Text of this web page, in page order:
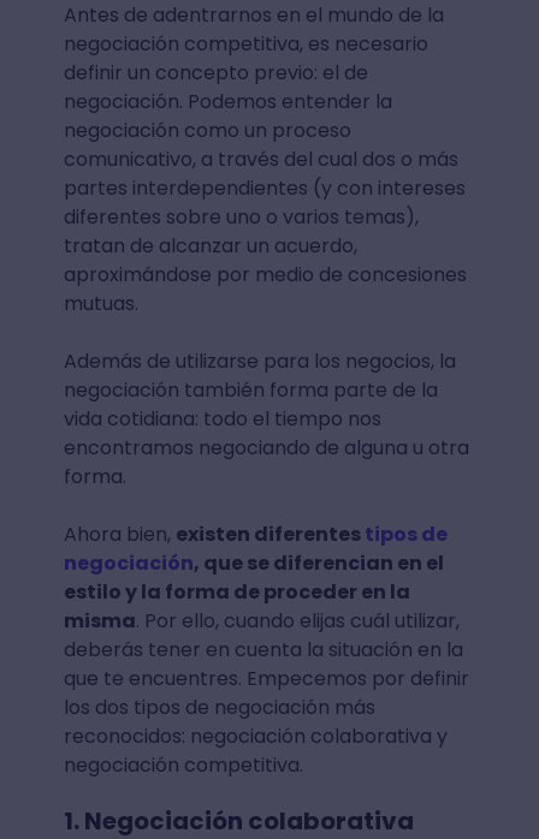
Antes de adentrarnos en el mundo de la
negociación competitiva, es necesario
definir un concepto previo: el de
negociación. Podemos entender la
negociación como un proceso
comunicativo, a través del cual dos o más
partes interdependientes (y con intereses
diferentes sobre uno o varios temas),
tratan de alcanzar un acuerdo,
aproximándose por medio de concesiones
mutuas.
Además de utilizarse para los negocios, la
negociación también forma parte de la
vida cotidiana: todo el tiempo nos
encontramos negociando de alguna u otra
forma.
Ahora bien, existen diferentestipos de
negociación, que se diferencian en el
estilo y la forma de proceder en la
misma. Por ello, cuando elijas cuál utilizar,
deberás tener en cuenta la situación en la
que te encuentres. Empecemos por definir
los dos tipos de negociación más
reconocidos: negociación colaborativa y
negociación competitiva.
1. Negociación colaborativa